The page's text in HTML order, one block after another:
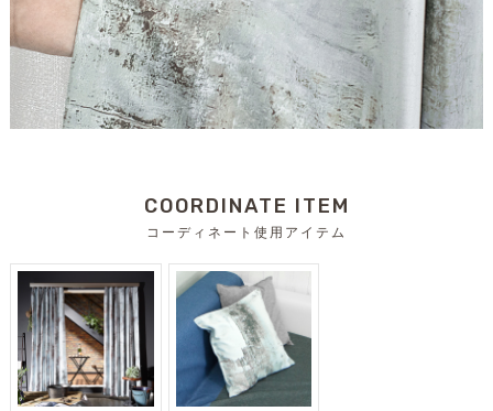
COORDINATE ITEM
コーディネート使用アイテム